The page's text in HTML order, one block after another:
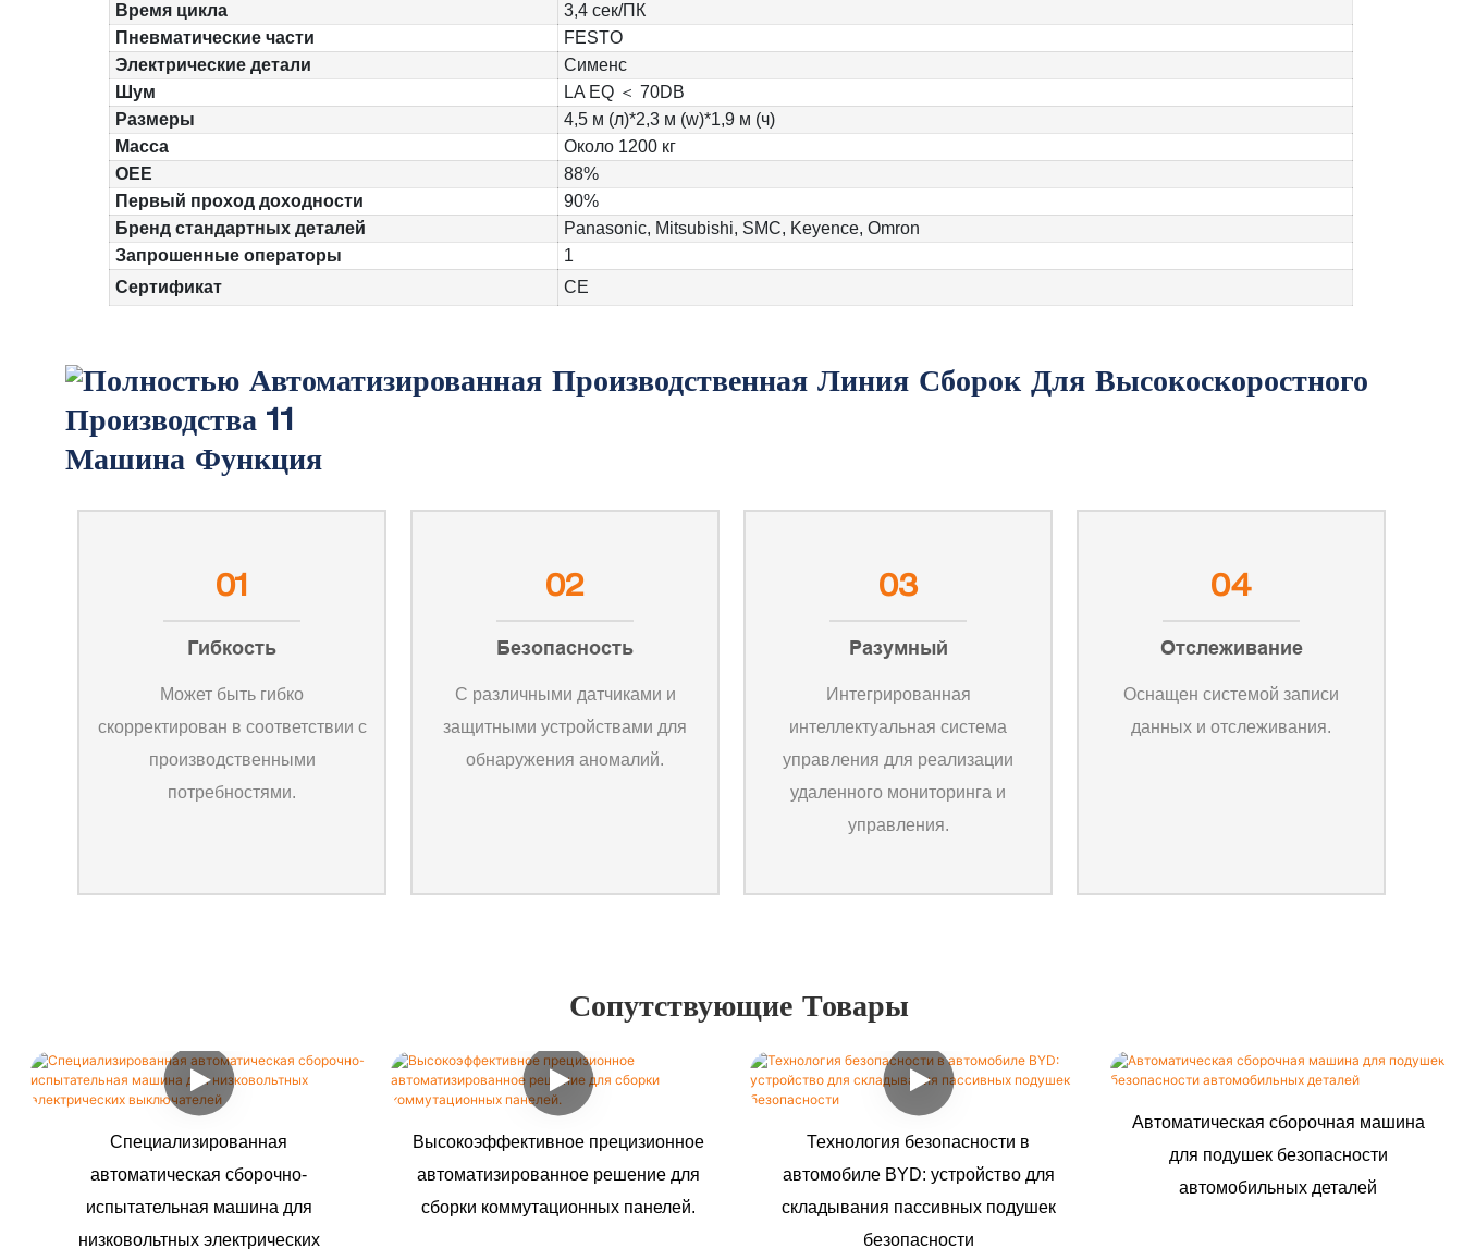
Время цикла
3,4 сек/ПК
Пневматические части
FESTO
Электрические детали
Сименс
Шум
LA EQ ＜ 70DB
Размеры
4,5 м (л)*2,3 м (w)*1,9 м (ч)
Масса
Около 1200 кг
OEE
88%
Первый проход доходности
90%
Бренд стандартных деталей
Panasonic, Mitsubishi, SMC, Keyence, Omron
Запрошенные операторы
1
Сертификат
CE
Машина Функция
01
Гибкость
Может быть гибко
скорректирован в соответствии с
производственными
потребностями.
02
Безопасность
С различными датчиками и
защитными устройствами для
обнаружения аномалий.
03
Разумный
Интегрированная
интеллектуальная система
управления для реализации
удаленного мониторинга и
управления.
04
Отслеживание
Оснащен системой записи
данных и отслеживания.
Сопутствующие Товары
Специализированная
автоматическая сборочно-
испытательная машина для
низковольтных электрических
Высокоэффективное прецизионное
автоматизированное решение для
сборки коммутационных панелей.
Технология безопасности в
автомобиле BYD: устройство для
складывания пассивных подушек
безопасности
Автоматическая сборочная машина
для подушек безопасности
автомобильных деталей